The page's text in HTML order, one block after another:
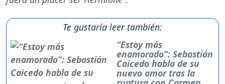
Te gustaría leer también:
“Estoy más
enamorado”: Sebastián
Caicedo habla de su
nuevo amor tras la